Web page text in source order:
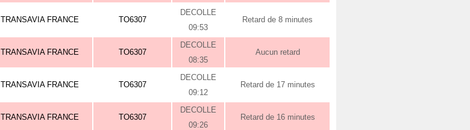
TRANSAVIA FRANCE TO6307
DECOLLE
09:53
Retard de 8 minutes
TRANSAVIA FRANCE TO6307
DECOLLE
08:35
Aucun retard
TRANSAVIA FRANCE TO6307
DECOLLE
09:12
Retard de 17 minutes
TRANSAVIA FRANCE TO6307
DECOLLE
09:26
Retard de 16 minutes